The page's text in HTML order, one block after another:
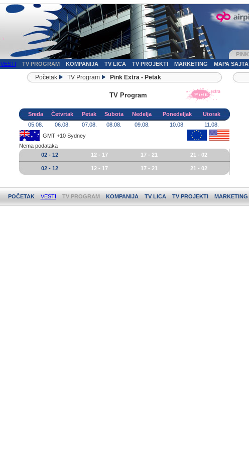
PINK
VESTI TV PROGRAM KOMPANIJA TV LICA TV PROJEKTI MARKETING MAPA SAJTA
Početak TV Program Pink Extra - Petak
TV Program
Sreda Četvrtak Petak Subota Nedelja Ponedeljak
Utorak
05.08.
06.08. 07.08. 08.08. 09.08. 10.08.
11.08.
GMT +10 Sydney
Nema podataka
02 - 12
12 - 17 17 - 21 21 - 02
02 - 12 12 - 17 17 - 21 21 - 02
POČETAK VESTI TV PROGRAM KOMPANIJA TV LICA TV PROJEKTI MARKETING